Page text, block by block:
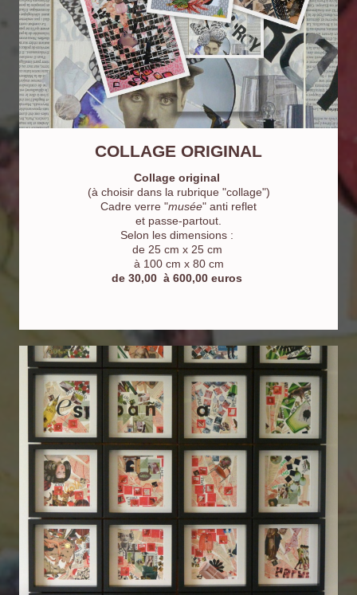
COLLAGE ORIGINAL
Collage original
(à choisir dans la rubrique "collage")
Cadre verre "musée" anti reflet
et passe-partout.
Selon les dimensions :
de 25 cm x 25 cm
à 100 cm x 80 cm
de 30,00 à 600,00 euros